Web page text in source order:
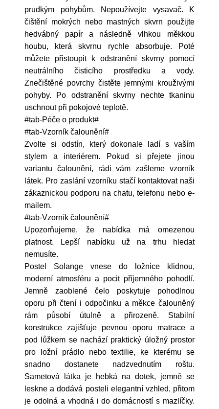
prudkým pohybům. Nepoužívejte vysavač. K
čištění mokrých nebo mastných skvrn použijte
hedvábný papír a následně vlhkou měkkou
houbu, která skvrnu rychle absorbuje. Poté
můžete přistoupit k odstranění skvrny pomocí
neutrálního čisticího prostředku a vody.
Znečištěné povrchy čistěte jemnými krouživými
pohyby. Po odstranění skvrny nechte tkaninu
uschnout při pokojové teplotě.
#tab-Péče o produkt#
#tab-Vzorník čalounění#
Zvolte si odstín, který dokonale ladí s vaším
stylem a interiérem. Pokud si přejete jinou
variantu čalounění, rádi vám zašleme vzorník
látek. Pro zaslání vzorníku stačí kontaktovat naši
zákaznickou podporu na chatu, telefonu nebo e-
mailem.
#tab-Vzorník čalounění#
Upozorňujeme, že nabídka má omezenou
platnost. Lepší nabídku už na trhu hledat
nemusíte.
Postel Solange vnese do ložnice klidnou,
moderní atmosféru a pocit příjemného pohodlí.
Jemně zaoblené čelo poskytuje pohodlnou
oporu při čtení i odpočinku a měkce čalouněný
rám působí útulně a přirozeně. Stabilní
konstrukce zajišťuje pevnou oporu matrace a
pod lůžkem se nachází praktický úložný prostor
pro ložní prádlo nebo textilie, ke kterému se
snadno dostanete nadzvednutím roštu.
Sametová látka je hebká na dotek, jemně se
leskne a dodává posteli elegantní vzhled, přitom
je odolná a vhodná i do domácností s mazlíčky.